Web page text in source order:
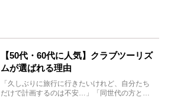
【50代・60代に人気】クラブツーリズ
ムが選ばれる理由
「久しぶりに旅行に行きたいけれど、自分たち
だけで計画するのは不安…」「同世代の方と気